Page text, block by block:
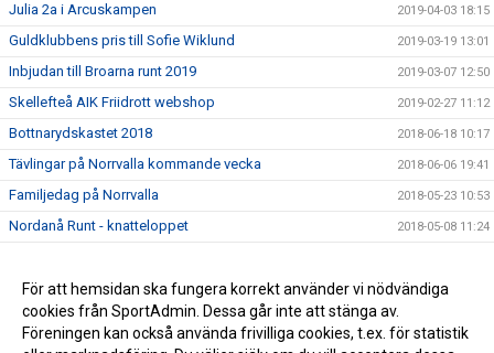
Julia 2a i Arcuskampen 2019-04-03 18:15
Guldklubbens pris till Sofie Wiklund 2019-03-19 13:01
Inbjudan till Broarna runt 2019 2019-03-07 12:50
Skellefteå AIK Friidrott webshop 2019-02-27 11:12
Bottnarydskastet 2018 2018-06-18 10:17
Tävlingar på Norrvalla kommande vecka 2018-06-06 19:41
Familjedag på Norrvalla 2018-05-23 10:53
Nordanå Runt - knatteloppet 2018-05-08 11:24
Nybörjarträning i vår 2018-02-19 12:00
Årsmöte för SAIK Friidrott 2018-01-25 16:47
För att hemsidan ska fungera korrekt använder vi nödvändiga
cookies från SportAdmin. Dessa går inte att stänga av.
Föreningen kan också använda frivilliga cookies, t.ex. för statistik